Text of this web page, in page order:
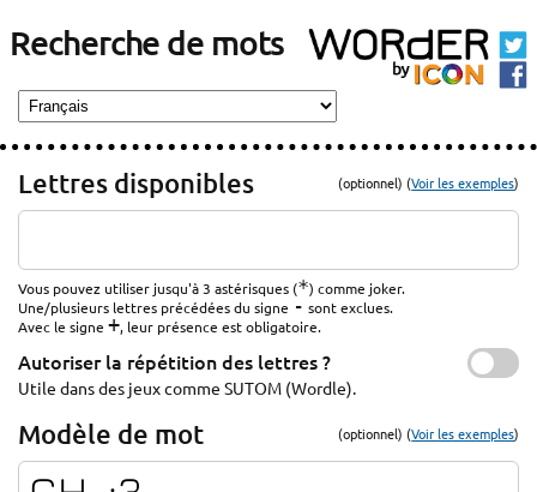
Recherche de mots
Lettres disponibles (optionnel) (Voir les exemples)
Vous pouvez utiliser jusqu'à 3 astérisques (*) comme joker.
Une/plusieurs lettres précédées du signe - sont exclues.
Avec le signe +, leur présence est obligatoire.
Autoriser la répétition des lettres ?
Utile dans des jeux comme SUTOM (Wordle).
Modèle de mot (optionnel) (Voir les exemples)